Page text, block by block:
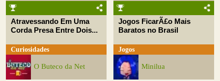
Atravessando Em Uma
Corda Presa Entre Dois...
Curiosidades
O Buteco da Net
Jogos FicarÃ£o Mais
Baratos no Brasil
Jogos
Minilua